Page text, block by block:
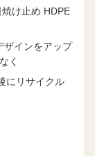
け止め HDPE
ザインをアップ
く
にリサイクル